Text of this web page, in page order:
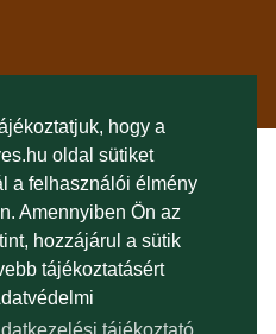
hogy a
oldal sütiket
a felhasználói élmény
Amennyiben Ön az
hozzájárul a sütik
tájékoztatásért